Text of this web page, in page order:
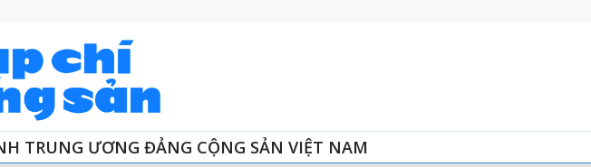
TRUNG ƯƠNG ĐẢNG CỘNG SẢN VIỆT NAM